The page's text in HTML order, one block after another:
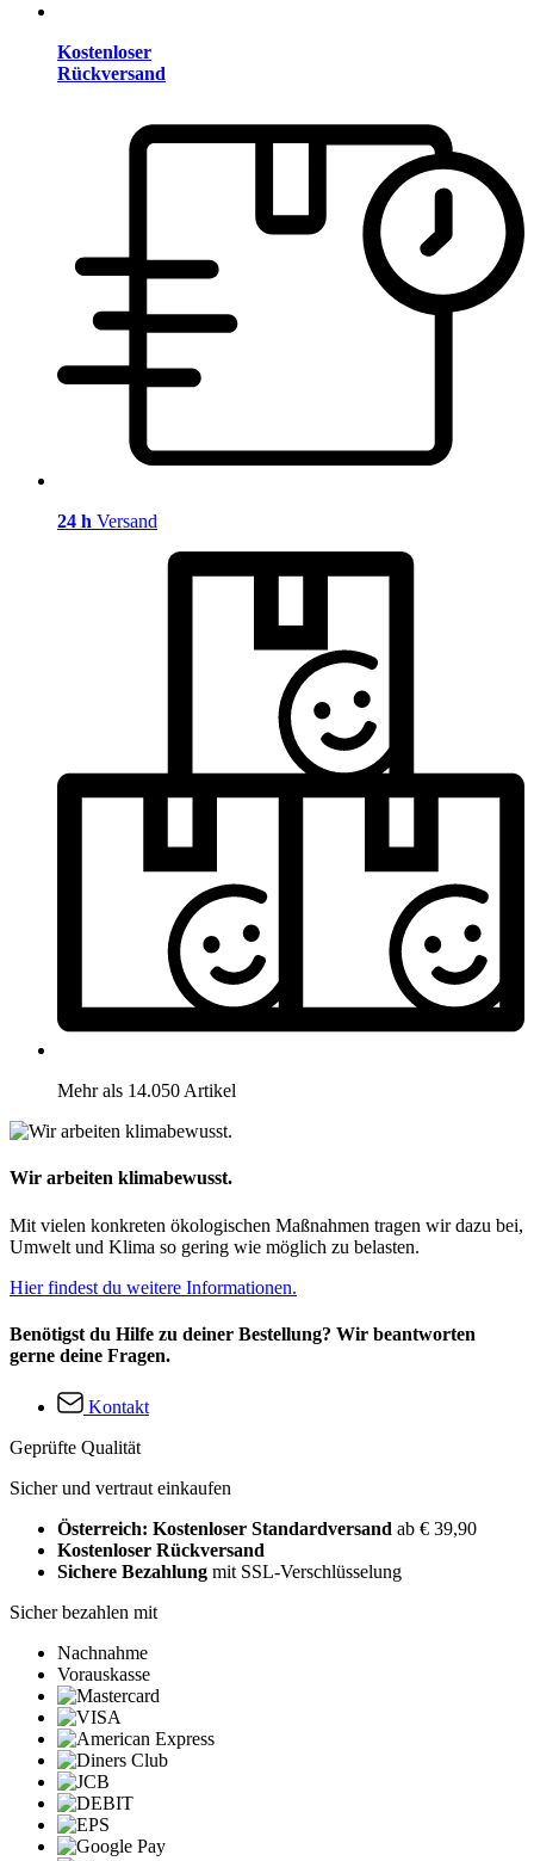
Kostenloser
Rückversand
24 h Versand
Mehr als 14.050 Artikel
Wir arbeiten klimabewusst.
Mit vielen konkreten ökologischen Maßnahmen tragen wir dazu bei,
Umwelt und Klima so gering wie möglich zu belasten.
Hier findest du weitere Informationen.
Benötigst du Hilfe zu deiner Bestellung? Wir beantworten
gerne deine Fragen.
Kontakt
Geprüfte Qualität
Sicher und vertraut einkaufen
Österreich: Kostenloser Standardversand ab € 39,90
Kostenloser Rückversand
Sichere Bezahlung mit SSL-Verschlüsselung
Sicher bezahlen mit
Nachnahme
Vorauskasse